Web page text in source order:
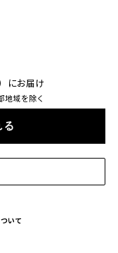
にお届け
地域を除く
入れる
いて